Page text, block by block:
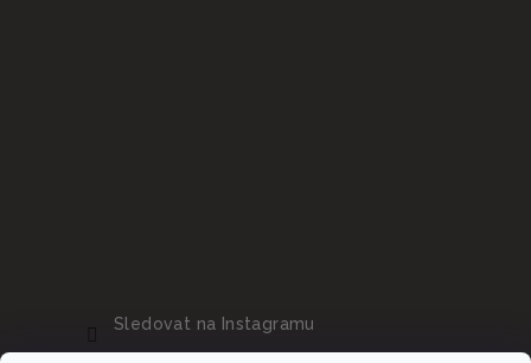
Sledovat na Instagramu